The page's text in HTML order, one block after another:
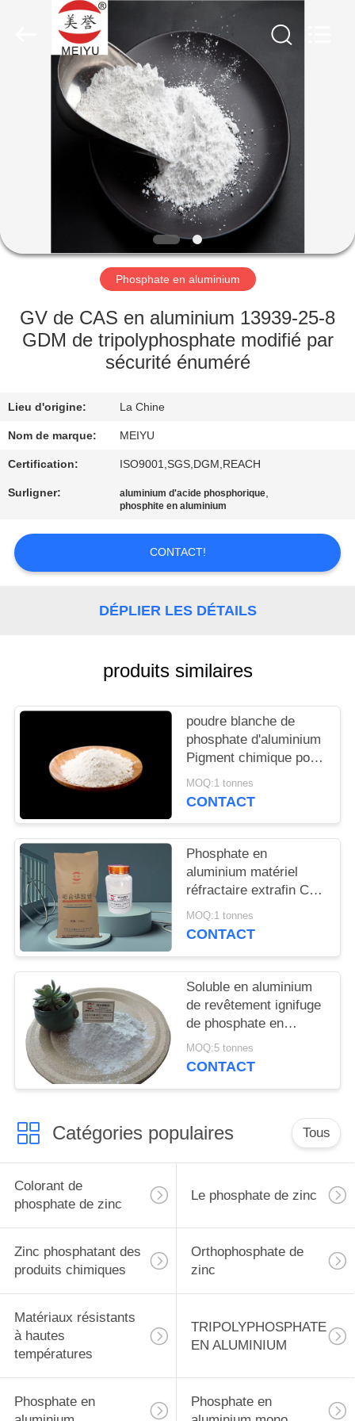
PRODUITS
VIDÉOS
PROPOS
DE
VISITE
DE
L'USINE
CONTRÔLE
DE
LA
CONTACTER
DEMANDEZ
DEVIS
PLAN
DU
SITE
PRIVACY
POLICY
Phosphate en aluminium
GV de CAS en aluminium 13939-25-8
GDM de tripolyphosphate modifié par
sécurité énuméré
Lieu d'origine: La Chine
Nom de marque: MEIYU
Certification: ISO9001,SGS,DGM,REACH
Surligner: aluminium d'acide phosphorique,
phosphite en aluminium
CONTACT!
DÉPLIER LES DÉTAILS
produits similaires
poudre blanche de
phosphate d'aluminium
Pigment chimique pour
la passivation et la
formation complexe de
MOQ:1 tonnes
CONTACT
Phosphate en
aluminium matériel
réfractaire extrafin Cas
7784-30-7 de reliure
MOQ:1 tonnes
CONTACT
Soluble en aluminium
de revêtement ignifuge
de phosphate en
matériel résistant à la
chaleur Cas 7784-30-7
MOQ:5 tonnes
CONTACT
Catégories populaires Tous
Colorant de
phosphate de zinc
Le phosphate de zinc
Zinc phosphatant des
produits chimiques
Orthophosphate de
zinc
Matériaux résistants
à hautes
températures
TRIPOLYPHOSPHATE
EN ALUMINIUM
Phosphate en
Phosphate en